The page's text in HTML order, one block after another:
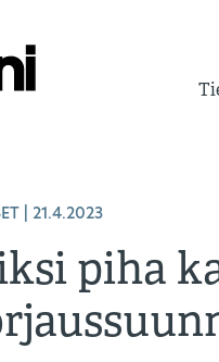
| 21.4.2023
piha